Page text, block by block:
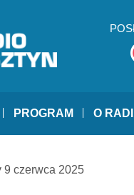
PROGRAM O
9 czerwca 2025